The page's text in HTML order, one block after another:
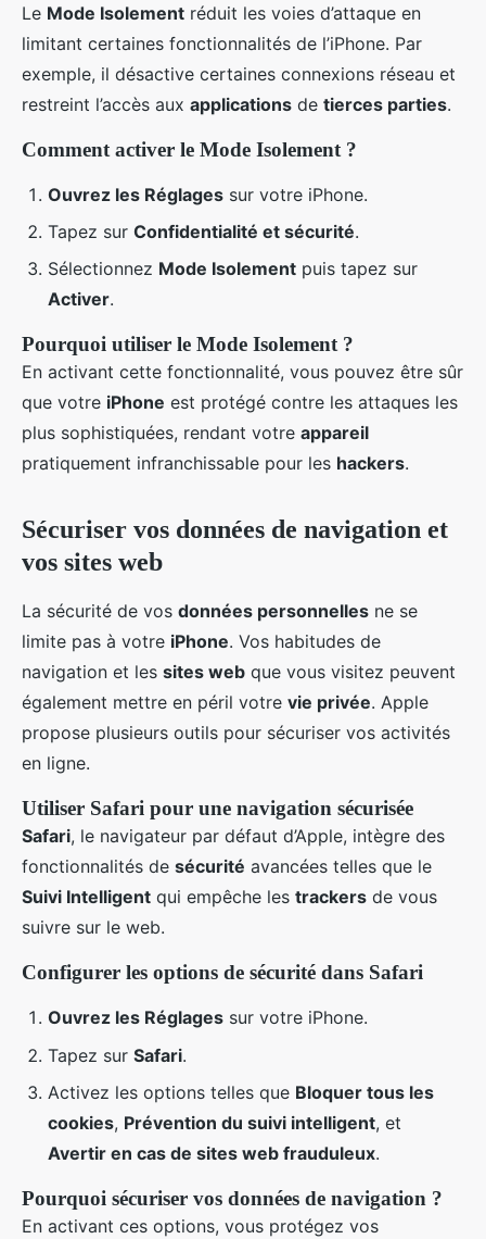
Le Mode Isolement réduit les voies d’attaque en
limitant certaines fonctionnalités de l’iPhone. Par
exemple, il désactive certaines connexions réseau et
restreint l’accès aux applications de tierces parties.
Comment activer le Mode Isolement ?
Ouvrez les Réglages sur votre iPhone.
Tapez sur Confidentialité et sécurité.
Sélectionnez Mode Isolement puis tapez sur
Activer.
Pourquoi utiliser le Mode Isolement ?
En activant cette fonctionnalité, vous pouvez être sûr
que votre iPhone est protégé contre les attaques les
plus sophistiquées, rendant votre appareil
pratiquement infranchissable pour les hackers.
Sécuriser vos données de navigation et
vos sites web
La sécurité de vos données personnelles ne se
limite pas à votre iPhone. Vos habitudes de
navigation et les sites web que vous visitez peuvent
également mettre en péril votre vie privée. Apple
propose plusieurs outils pour sécuriser vos activités
en ligne.
Utiliser Safari pour une navigation sécurisée
Safari, le navigateur par défaut d’Apple, intègre des
fonctionnalités de sécurité avancées telles que le
Suivi Intelligent qui empêche les trackers de vous
suivre sur le web.
Configurer les options de sécurité dans Safari
Ouvrez les Réglages sur votre iPhone.
Tapez sur Safari.
Activez les options telles que Bloquer tous les
cookies, Prévention du suivi intelligent, et
Avertir en cas de sites web frauduleux.
Pourquoi sécuriser vos données de navigation ?
En activant ces options, vous protégez vos